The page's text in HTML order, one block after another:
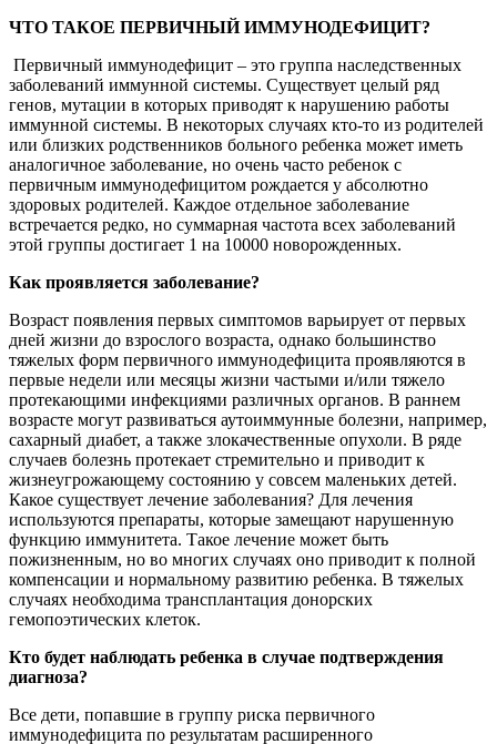
ЧТО ТАКОЕ ПЕРВИЧНЫЙ ИММУНОДЕФИЦИТ?
Первичный иммунодефицит – это группа наследственных
заболеваний иммунной системы. Существует целый ряд
генов, мутации в которых приводят к нарушению работы
иммунной системы. В некоторых случаях кто-то из родителей
или близких родственников больного ребенка может иметь
аналогичное заболевание, но очень часто ребенок с
первичным иммунодефицитом рождается у абсолютно
здоровых родителей. Каждое отдельное заболевание
встречается редко, но суммарная частота всех заболеваний
этой группы достигает 1 на 10000 новорожденных.
Как проявляется заболевание?
Возраст появления первых симптомов варьирует от первых
дней жизни до взрослого возраста, однако большинство
тяжелых форм первичного иммунодефицита проявляются в
первые недели или месяцы жизни частыми и/или тяжело
протекающими инфекциями различных органов. В раннем
возрасте могут развиваться аутоиммунные болезни, например,
сахарный диабет, а также злокачественные опухоли. В ряде
случаев болезнь протекает стремительно и приводит к
жизнеугрожающему состоянию у совсем маленьких детей.
Какое существует лечение заболевания? Для лечения
используются препараты, которые замещают нарушенную
функцию иммунитета. Такое лечение может быть
пожизненным, но во многих случаях оно приводит к полной
компенсации и нормальному развитию ребенка. В тяжелых
случаях необходима трансплантация донорских
гемопоэтических клеток.
Кто будет наблюдать ребенка в случае подтверждения
диагноза?
Все дети, попавшие в группу риска первичного
иммунодефицита по результатам расширенного